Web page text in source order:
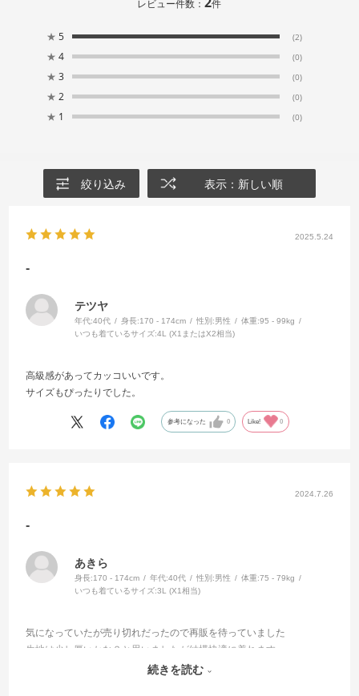
レビュー件数： 件
★ 5 (2)
★ 4 (0)
★ 3 (0)
★ 2 (0)
★ 1 (0)
絞り込み 表示：新しい順
2025.5.24
-
テツヤ
年代:40代 身長:170 - 174cm 性別:男性 体重:95 - 99kg
いつも着ているサイズ:4L (X1またはX2相当)
高級感があってカッコいいです。
サイズもぴったりでした。
参考になった 0 Like! 0
2024.7.26
-
あきら
身長:170 - 174cm 年代:40代 性別:男性 体重:75 - 79kg
いつも着ているサイズ:3L (X1相当)
気になっていたが売り切れだったので再販を待っていました
生地は少し厚いかな？と思いましたが結構快適に着れます
サカゼンは無地や単色でもセンスのいいものを販売してくれるので
続きを読む